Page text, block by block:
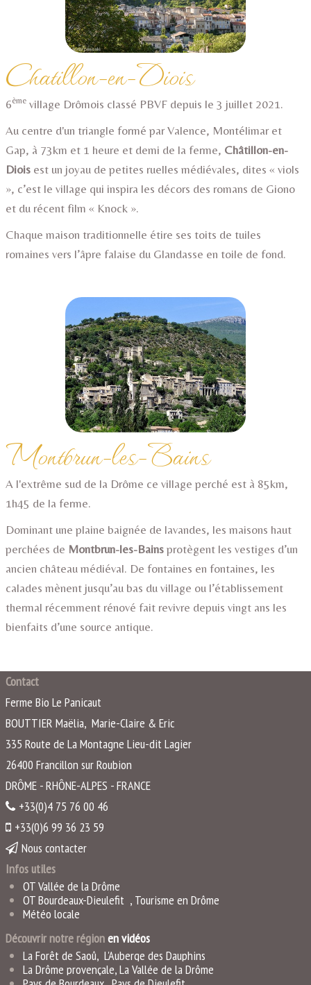
Chatillon-en-Diois
6ème village Drômois classé PBVF depuis le 3 juillet 2021.
Au centre d'un triangle formé par Valence, Montélimar et
Gap, à 73km et 1 heure et demi de la ferme, Châtillon-en-
Diois est un joyau de petites ruelles médiévales, dites « viols
», c’est le village qui inspira les décors des romans de Giono
et du récent film « Knock ».
Chaque maison traditionnelle étire ses toits de tuiles
romaines vers l’âpre falaise du Glandasse en toile de fond.
Montbrun-les-Bains
A l'extrême sud de la Drôme ce village perché est à 85km,
1h45 de la ferme.
Dominant une plaine baignée de lavandes, les maisons haut
perchées de Montbrun-les-Bains protègent les vestiges d’un
ancien château médiéval. De fontaines en fontaines, les
calades mènent jusqu’au bas du village ou l’établissement
thermal récemment rénové fait revivre depuis vingt ans les
bienfaits d’une source antique.
Contact
Ferme Bio Le Panicaut
BOUTTIER Maëlia, Marie-Claire & Eric
335 Route de La Montagne Lieu-dit Lagier
26400 Francillon sur Roubion
DRÔME - RHÔNE-ALPES - FRANCE
+33(0)4 75 76 00 46
+33(0)6 99 36 23 59
Nous contacter
Infos utiles
OT Vallée de la Drôme
OT Bourdeaux-Dieulefit , Tourisme en Drôme
Météo locale
Découvrir notre régionen vidéos
La Forêt de Saoû, L'Auberge des Dauphins
La Drôme provençale,La Vallée de la Drôme